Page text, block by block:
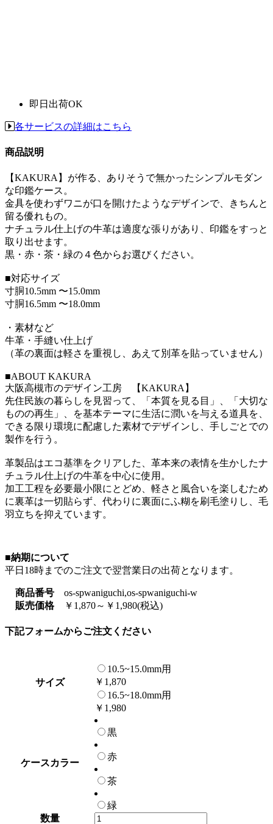
即日出荷OK
各サービスの詳細はこちら
商品説明
【KAKURA】が作る、ありそうで無かったシンプルモダン
な印鑑ケース。
金具を使わずワニが口を開けたようなデザインで、きちんと
留る優れもの。
ナチュラル仕上げの牛革は適度な張りがあり、印鑑をすっと
取り出せます。
黒・赤・茶・緑の４色からお選びください。
■対応サイズ
寸胴10.5mm 〜15.0mm
寸胴16.5mm 〜18.0mm
・素材など
牛革・手縫い仕上げ
（革の裏面は軽さを重視し、あえて別革を貼っていません）
■ABOUT KAKURA
大阪高槻市のデザイン工房 【KAKURA】
先住民族の暮らしを見習って、「本質を見る目」、「大切な
ものの再生」、を基本テーマに生活に潤いを与える道具を、
できる限り環境に配慮した素材でデザインし、手しごとでの
製作を行う。
革製品はエコ基準をクリアした、革本来の表情を生かしたナ
チュラル仕上げの牛革を中心に使用。
加工工程を必要最小限にとどめ、軽さと風合いを楽しむため
に裏革は一切貼らず、代わりに裏面にふ糊を刷毛塗りし、毛
羽立ちを抑えています。
■納期について
平日18時までのご注文で翌営業日の出荷となります。
商品番号
os-spwaniguchi,os-spwaniguchi-w
販売価格
￥1,870～￥1,980(税込)
下記フォームからご注文ください
サイズ
10.5~15.0mm用
￥1,870
16.5~18.0mm用
￥1,980
ケースカラー
黒
赤
茶
緑
数量